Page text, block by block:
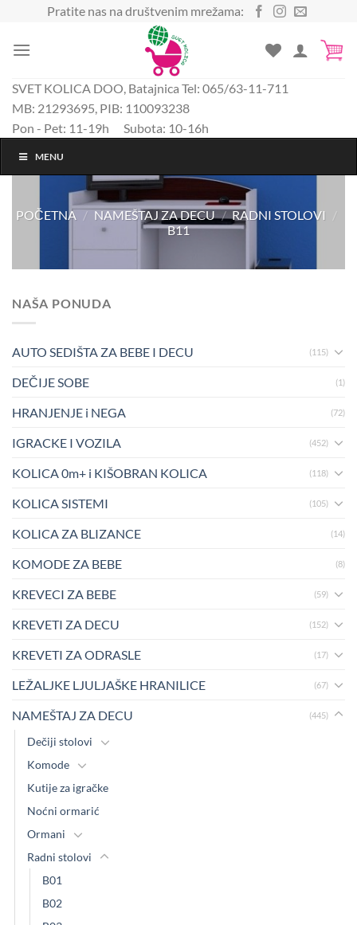
sadržaj
Pratite nas na društvenim mrežama:
SVET KOLICA DOO, Batajnica Tel: 065/63-11-711
MB: 21293695, PIB: 110093238
Pon - Pet: 11-19h Subota: 10-16h
MENU
POČETNA / NAMEŠTAJ ZA DECU / RADNI STOLOVI
/
B11
NAŠA PONUDA
AUTO SEDIŠTA ZA BEBE I DECU (115)
DEČIJE SOBE (1)
HRANJENJE i NEGA (72)
IGRACKE I VOZILA (452)
KOLICA 0m+ i KIŠOBRAN KOLICA (118)
KOLICA SISTEMI (105)
KOLICA ZA BLIZANCE (14)
KOMODE ZA BEBE (8)
KREVECI ZA BEBE (59)
KREVETI ZA DECU (152)
KREVETI ZA ODRASLE (17)
LEŽALJKE LJULJAŠKE HRANILICE (67)
NAMEŠTAJ ZA DECU (445)
Dečiji stolovi
Komode
Kutije za igračke
Noćni ormarić
Ormani
Radni stolovi
B01
B02